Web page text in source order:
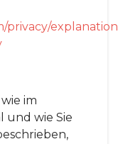
privacy/explanation
im
und wie Sie